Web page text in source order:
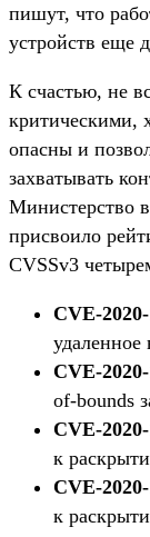
пишут, что
устройств еще
К счастью, не
критическими,
опасны и
захватывать
Министерство
присвоило
CVSSv3
CVE-
удаленное
CVE-
of-bounds
CVE-
к
CVE-
к